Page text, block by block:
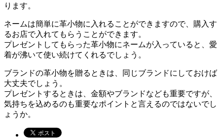
ります。
ネームは簡単に革小物に入れることができますので、購入す
るお店で入れてもらうことができます。
プレゼントしてもらった革小物にネームが入っていると、愛
着が沸いて使い続けてくれるでしょう。
ブランドの革小物を贈るときは、同じブランドにしておけば
大丈夫でしょう。
プレゼントするときは、金額やブランドなども重要ですが、
気持ちを込めるのも重要なポイントと言えるのではないでし
ょうか。